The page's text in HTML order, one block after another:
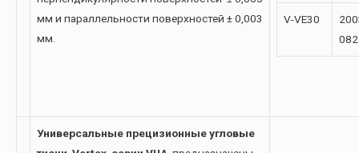
мм и параллельности поверхностей ± 0,003
мм.
V-VE30
082
Универсальные прецизионные угловые